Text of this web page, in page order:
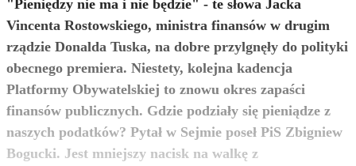
"Pieniędzy nie ma i nie będzie" - te słowa Jacka
Vincenta Rostowskiego, ministra finansów w drugim
rządzie Donalda Tuska, na dobre przylgnęły do polityki
obecnego premiera. Niestety, kolejna kadencja
Platformy Obywatelskiej to znowu okres zapaści
finansów publicznych. Gdzie podziały się pieniądze z
naszych podatków? Pytał w Sejmie poseł PiS Zbigniew
Bogucki. Jest mniejszy nacisk na walkę z